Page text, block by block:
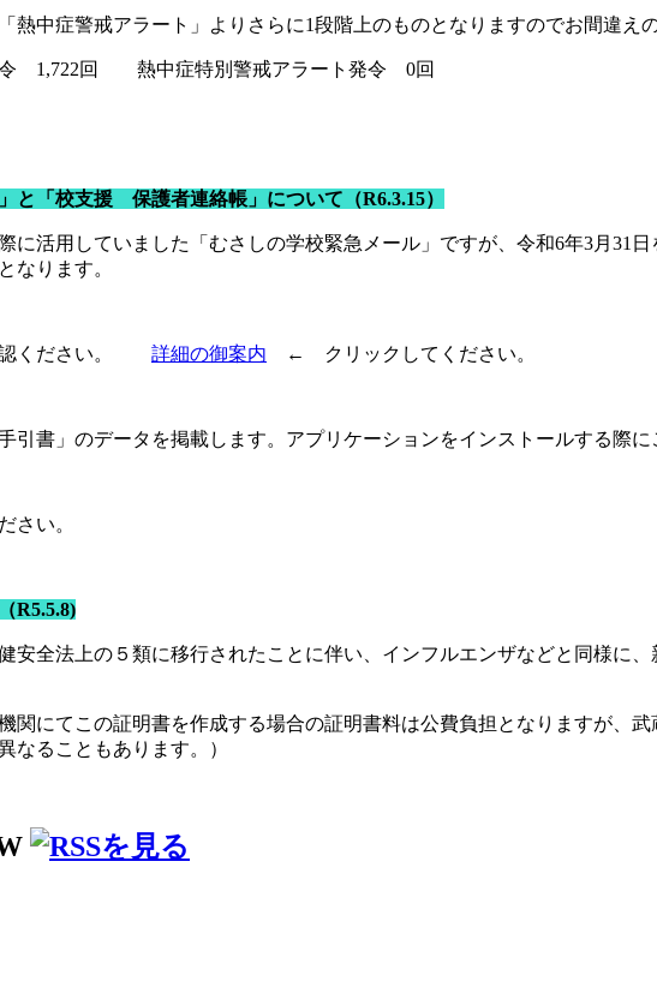
熱中症警戒アラート」よりさらに1段階上のものとなりますのでお間違え
令 1,722回 熱中症特別警戒アラート発令 0回
と「校支援 保護者連絡帳」について（R6.3.15）
活用していました「むさしの学校緊急メール」ですが、令和6年3月31
なります。
認ください。 詳細の御案内 ← クリックしてください。
書」のデータを掲載します。アプリケーションをインストールする際に
さい。
（R5.5.8)
全法上の５類に移行されたことに伴い、インフルエンザなどと同様に
関にてこの証明書を作成する場合の証明書料は公費負担となりますが、
なることもあります。）